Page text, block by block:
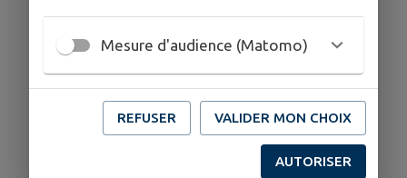
Mathieu.persillet.elagage@gmail.com
06 82 17 68 60Mesure d'audience (Matomo)
REFUSER VALIDER MON CHOIX
AUTORISER